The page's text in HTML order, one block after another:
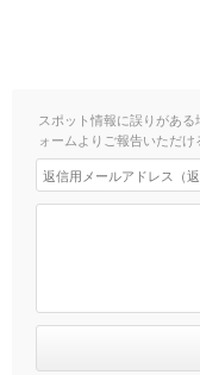
スポット情報に誤りがあ
ォームよりご報告いただけ